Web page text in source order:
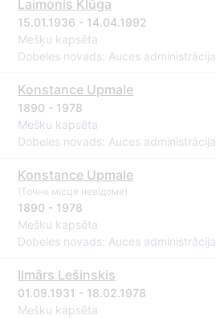
Laimonis Klūga
15.01.1936 - 14.04.1992
Mešķu kapsēta
Dobeles novads: Auces administrācija
Konstance Upmale
1890 - 1978
Mešķu kapsēta
Dobeles novads: Auces administrācija
Konstance Upmale
(Точне місце невідоме)
1890 - 1978
Mešķu kapsēta
Dobeles novads: Auces administrācija
Ilmārs Lešinskis
01.09.1931 - 18.02.1978
Mešķu kapsēta